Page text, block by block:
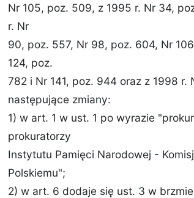
Nr 105, poz. 509, z 1995 r. Nr 34,
r. Nr
90, poz. 557, Nr 98, poz. 604, Nr
124, poz.
782 i Nr 141, poz. 944 oraz z 1998
następujące zmiany:
1) w art. 1 w ust. 1 po wyrazie
prokuratorzy
Instytutu Pamięci Narodowej -
Polskiemu";
2) w art. 6 dodaje się ust. 3 w